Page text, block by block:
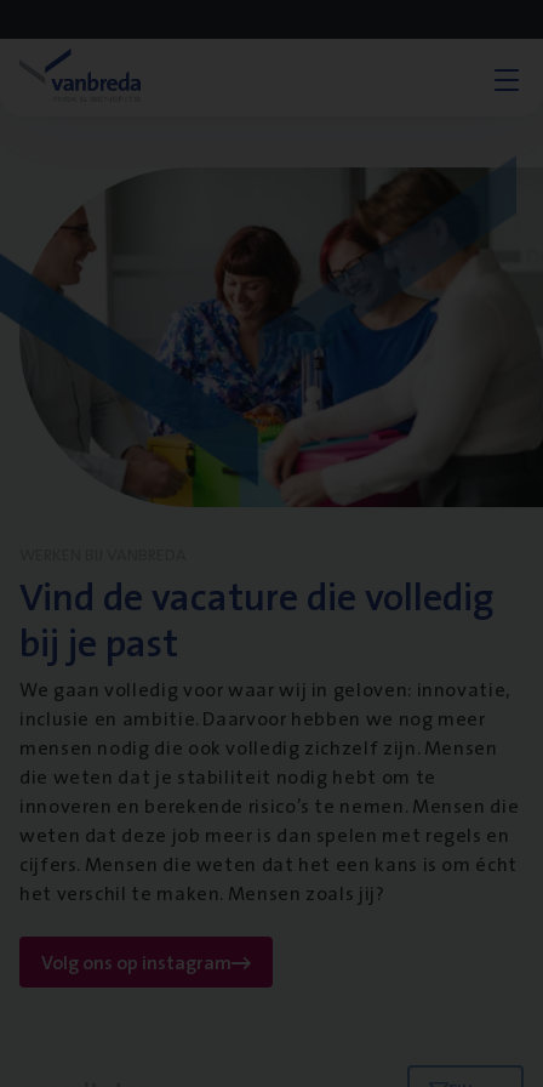
Vind de vacature die volledig
bij je past
We gaan volledig voor waar wij in geloven: innovatie,
inclusie en ambitie. Daarvoor hebben we nog meer
mensen nodig die ook volledig zichzelf zijn. Mensen
die weten dat je stabiliteit nodig hebt om te
innoveren en berekende risico’s te nemen. Mensen die
weten dat deze job meer is dan spelen met regels en
cijfers. Mensen die weten dat het een kans is om écht
het verschil te maken. Mensen zoals jij?
Volg ons op instagram